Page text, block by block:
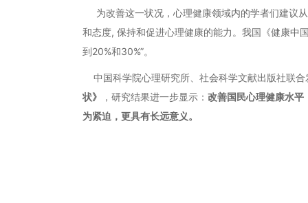
为改善这一状况，心理健康领域内的学者们建议
和态度, 保持和促进心理健康的能力。我国《健康
到20%和30%”。
中国科学院心理研究所、社会科学文献出版社联
状》
，研究结果进一步显示： 改善国民心理健康水平
为紧迫，更具有长远意义。